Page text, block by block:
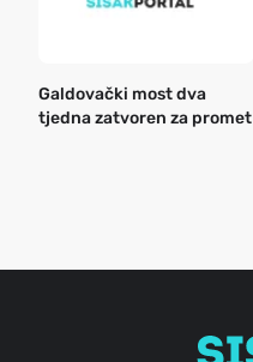
Galdovački most dva
tjedna zatvoren za promet